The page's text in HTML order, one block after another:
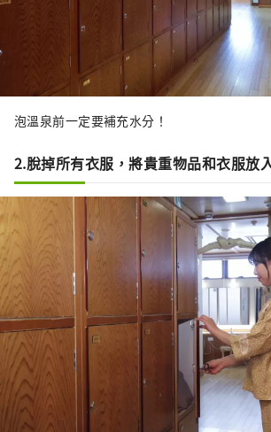
泡溫泉前一定要補充水分！
2.脫掉所有衣服，將貴重物品和衣服放